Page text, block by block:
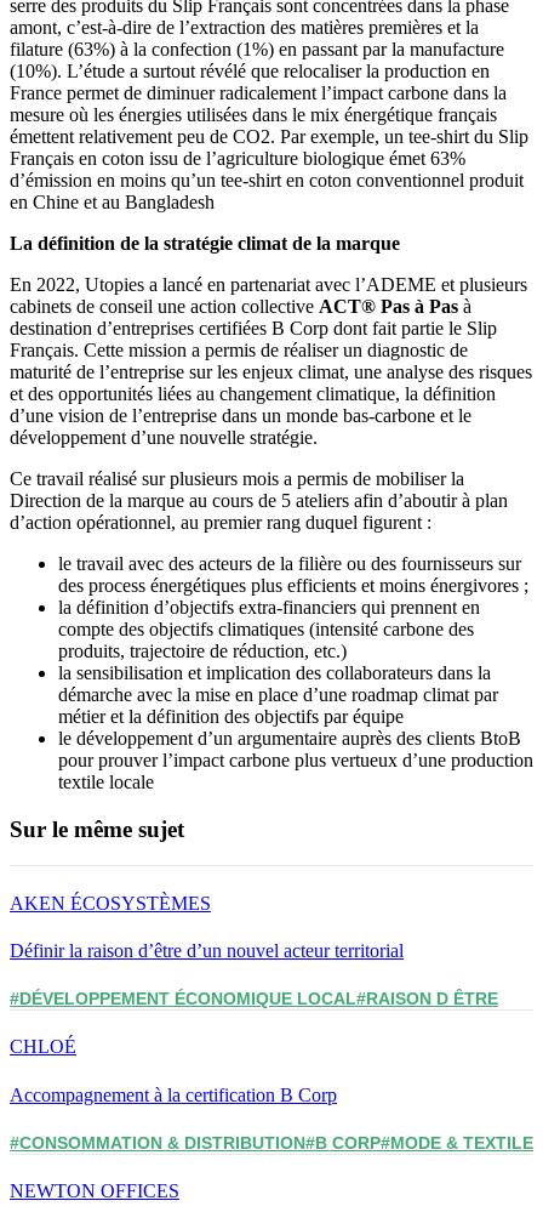
serre des produits du Slip Français sont concentrées dans la phase
amont, c’est-à-dire de l’extraction des matières premières et la
filature (63%) à la confection (1%) en passant par la manufacture
(10%). L’étude a surtout révélé que relocaliser la production en
France permet de diminuer radicalement l’impact carbone dans la
mesure où les énergies utilisées dans le mix énergétique français
émettent relativement peu de CO2. Par exemple, un tee-shirt du Slip
Français en coton issu de l’agriculture biologique émet 63%
d’émission en moins qu’un tee-shirt en coton conventionnel produit
en Chine et au Bangladesh
La définition de la stratégie climat de la marque
En 2022, Utopies a lancé en partenariat avec l’ADEME et plusieurs
cabinets de conseil une action collective ACT® Pas à Pas à
destination d’entreprises certifiées B Corp dont fait partie le Slip
Français. Cette mission a permis de réaliser un diagnostic de
maturité de l’entreprise sur les enjeux climat, une analyse des risques
et des opportunités liées au changement climatique, la définition
d’une vision de l’entreprise dans un monde bas-carbone et le
développement d’une nouvelle stratégie.
Ce travail réalisé sur plusieurs mois a permis de mobiliser la
Direction de la marque au cours de 5 ateliers afin d’aboutir à plan
d’action opérationnel, au premier rang duquel figurent :
le travail avec des acteurs de la filière ou des fournisseurs sur
des process énergétiques plus efficients et moins énergivores ;
la définition d’objectifs extra-financiers qui prennent en
compte des objectifs climatiques (intensité carbone des
produits, trajectoire de réduction, etc.)
la sensibilisation et implication des collaborateurs dans la
démarche avec la mise en place d’une roadmap climat par
métier et la définition des objectifs par équipe
le développement d’un argumentaire auprès des clients BtoB
pour prouver l’impact carbone plus vertueux d’une production
textile locale
Sur le même sujet
AKEN ÉCOSYSTÈMES
Définir la raison d’être d’un nouvel acteur territorial
#DÉVELOPPEMENT ÉCONOMIQUE LOCAL#RAISON D ÊTRE
CHLOÉ
Accompagnement à la certification B Corp
#CONSOMMATION & DISTRIBUTION#B CORP#MODE & TEXTILE
NEWTON OFFICES